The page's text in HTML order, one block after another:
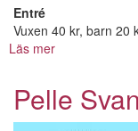
Entré
Vuxen 40 kr, barn 20
Läs mer
Tomte
Lisa
Pelle